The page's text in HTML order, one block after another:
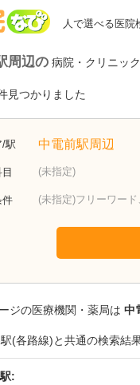
人で選べる医院
周辺の 病院・クリニック
見つかりました
/駅 中電前駅周辺
(未指定)
件 (未指定)フリーワー
ジの医療機関・薬局は 中
(各路線)と共通の検索結
: